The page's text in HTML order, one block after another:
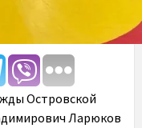
Островской
Ларюков